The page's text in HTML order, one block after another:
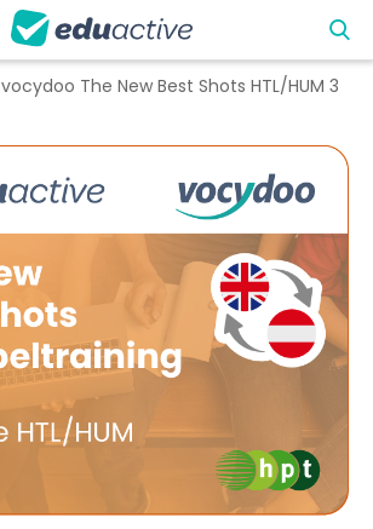
vocydoo The New Best Shots HTL/HUM 3